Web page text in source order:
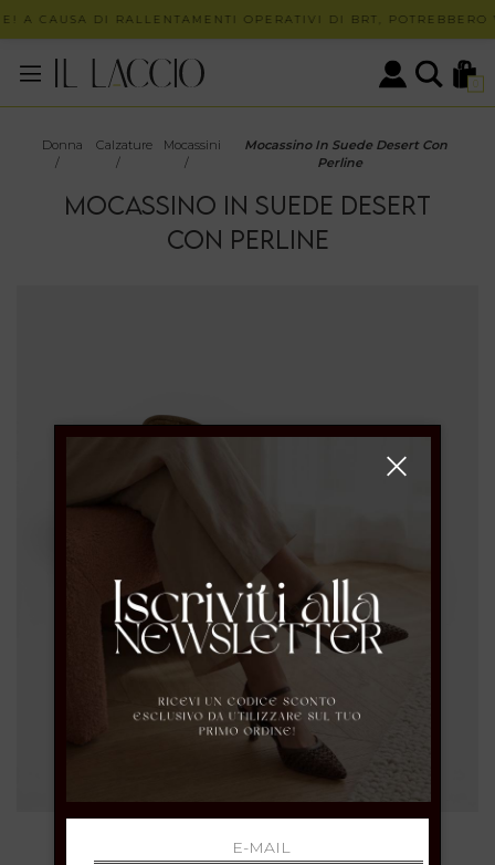
A CAUSA DI RALLENTAMENTI OPERATIVI DI BRT,
0
Donna
/
Calzature
/
Mocassini
/
Mocassino In Suede Desert Con
Perline
MOCASSINO IN SUEDE DESERT
CON PERLINE